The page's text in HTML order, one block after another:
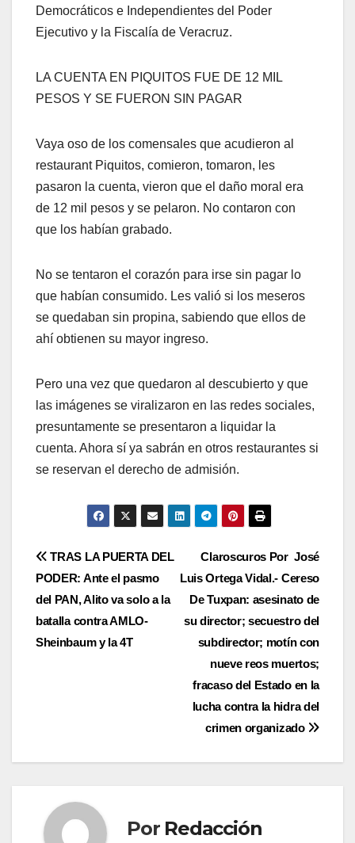
Democráticos e Independientes del Poder
Ejecutivo y la Fiscalía de Veracruz.
LA CUENTA EN PIQUITOS FUE DE 12 MIL
PESOS Y SE FUERON SIN PAGAR
Vaya oso de los comensales que acudieron al
restaurant Piquitos, comieron, tomaron, les
pasaron la cuenta, vieron que el daño moral era
de 12 mil pesos y se pelaron. No contaron con
que los habían grabado.
No se tentaron el corazón para irse sin pagar lo
que habían consumido. Les valió si los meseros
se quedaban sin propina, sabiendo que ellos de
ahí obtienen su mayor ingreso.
Pero una vez que quedaron al descubierto y que
las imágenes se viralizaron en las redes sociales,
presuntamente se presentaron a liquidar la
cuenta. Ahora sí ya sabrán en otros restaurantes si
se reservan el derecho de admisión.
Navegación
de
entradas
Claroscuros Por José
Luis Ortega Vidal.- Cereso
De Tuxpan: asesinato de
su director; secuestro del
subdirector; motín con
nueve reos muertos;
fracaso del Estado en la
lucha contra la hidra del
crimen organizado
TRAS LA PUERTA DEL
PODER: Ante el pasmo
del PAN, Alito va solo a la
batalla contra AMLO-
Sheinbaum y la 4T
Por Redacción